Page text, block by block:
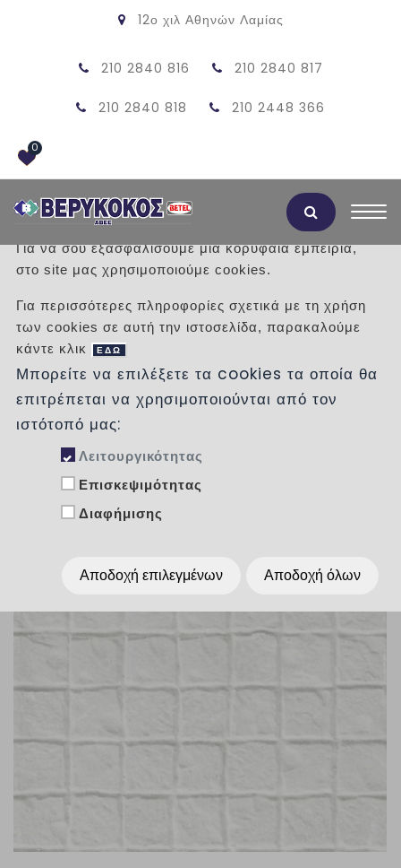
12ο χιλ Αθηνών Λαμίας
210 2840 816 210 2840 817
210 2840 818 210 2448 366
0
ΚΑΛΝΤΕΡΙΜΙ 40Χ40 ΛΕΥΚΟ
/ Προϊόντα / ΠΛΑΚΕΣ ΣΧΕΔΙΑ 40Χ40
Αποδοχή Cookies
Για να σου εξασφαλίσουμε μια κορυφαία εμπειρία,
στο site μας χρησιμοποιούμε cookies.
Για περισσότερες πληροφορίες σχετικά με τη χρήση
των cookies σε αυτή την ιστοσελίδα, παρακαλούμε
κάντε κλικ
ΕΔΩ
Μπορείτε να επιλέξετε τα cookies τα οποία θα
επιτρέπεται να χρησιμοποιούνται από τον
ιστότοπό μας:
Λειτουργικότητας
Επισκεψιμότητας
Διαφήμισης
Αποδοχή επιλεγμένων Αποδοχή όλων